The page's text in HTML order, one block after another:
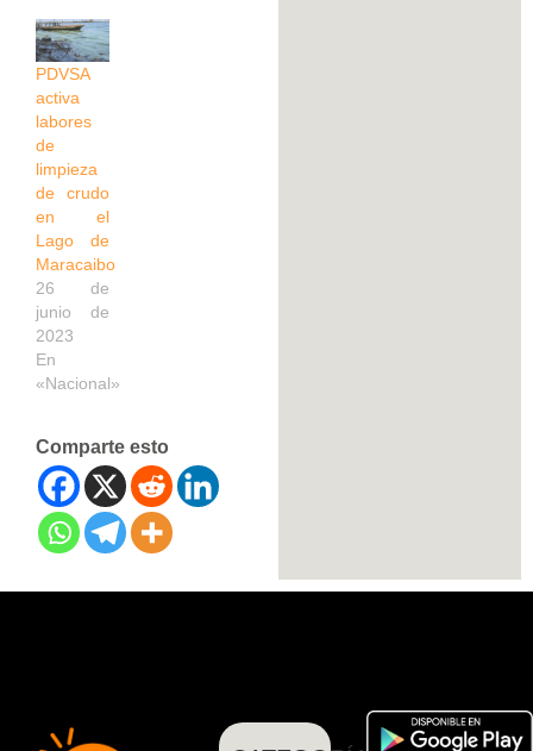
PDVSA
activa
labores
de
limpieza
de crudo
en el
Lago de
Maracaibo
26 de
junio de
2023
En
«Nacional»
Comparte esto